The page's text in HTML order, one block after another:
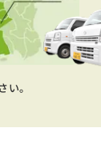
。